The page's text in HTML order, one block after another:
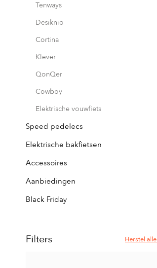
Tenways
Desiknio
Cortina
Klever
QonQer
Cowboy
Elektrische vouwfiets
Speed pedelecs
Elektrische bakfietsen
Accessoires
Aanbiedingen
Black Friday
Filters Herstel